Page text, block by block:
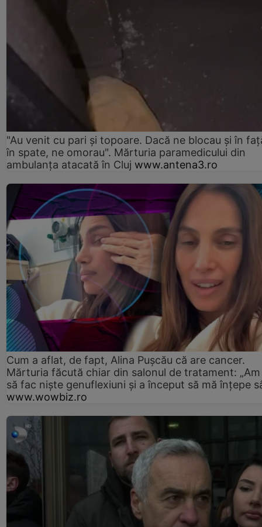
"Au venit cu pari și topoare. Dacă ne blocau şi în
în spate, ne omorau". Mărturia paramedicului din
ambulanţa atacată în Cluj www.antena3.ro
Cum a aflat, de fapt, Alina Pușcău că are cancer.
Mărturia făcută chiar din salonul de tratament:
să fac niște genuflexiuni și a început să mă înțepe
www.wowbiz.ro